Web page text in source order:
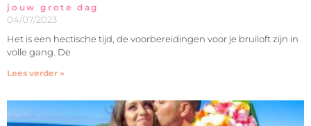
jouw grote dag
04/07/2023
Het is een hectische tijd, de voorbereidingen voor je bruiloft zijn in
volle gang. De
Lees verder »